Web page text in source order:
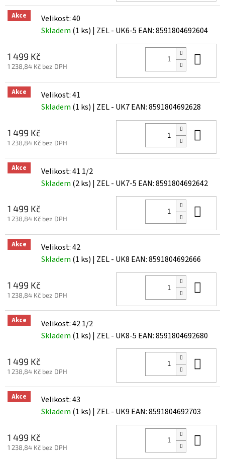
Akce
Velikost: 40
Skladem (1 ks) | ZEL - UK6-5 EAN:8591804692604
1 499 Kč
1 238,84 Kč bez DPH
Akce
Velikost: 41
Skladem (1 ks) | ZEL - UK7EAN:8591804692628
1 499 Kč
1 238,84 Kč bez DPH
Akce
Velikost: 41 1/2
Skladem (2 ks) | ZEL - UK7-5 EAN:8591804692642
1 499 Kč
1 238,84 Kč bez DPH
Akce
Velikost: 42
Skladem (1 ks) | ZEL - UK8 EAN:8591804692666
1 499 Kč
1 238,84 Kč bez DPH
Akce
Velikost: 42 1/2
Skladem (1 ks) | ZEL - UK8-5 EAN:8591804692680
1 499 Kč
1 238,84 Kč bez DPH
Akce
Velikost: 43
Skladem (1 ks) | ZEL - UK9 EAN:8591804692703
1 499 Kč
1 238,84 Kč bez DPH